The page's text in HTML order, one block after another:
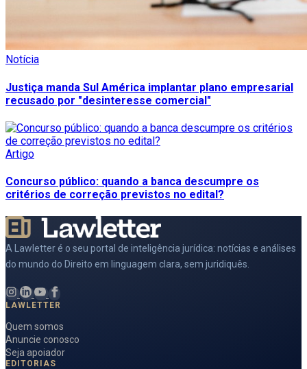
Notícia
Justiça manda Sul América implantar plano empresarial
recusado por "desinteresse comercial"
Artigo
Concurso público: quando a banca descumpre os
critérios de correção previstos no edital?
A Lawletter é o seu portal de inteligência jurídica: notícias e análises
do mundo do Direito em linguagem clara, sem juridiquês.
LAWLETTER
Quem somos
Anuncie conosco
Seja apoiador
EDITORIAS